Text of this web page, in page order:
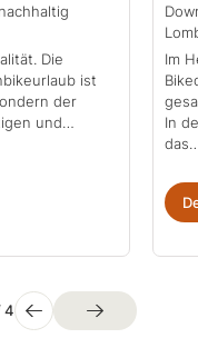
Die
ist
der
und…
Im
In
4